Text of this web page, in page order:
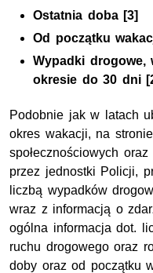
Ostatnia doba [3]
Od początku
Wypadki drogowe,
okresie do 30 dni
Podobnie jak w latach
okres wakacji, na
społecznościowych
przez jednostki Policji,
liczbą wypadków
wraz z informacją o
ogólna informacja dot.
ruchu drogowego oraz
doby oraz od początku